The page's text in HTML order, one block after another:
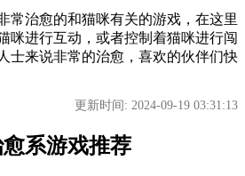
常治愈的和猫咪有关的游戏，在这里
咪进行互动，或者控制着猫咪进行闯
士来说非常的治愈，喜欢的伙伴们快
更新时间: 2024-09-19 03:31:13
系游戏推荐